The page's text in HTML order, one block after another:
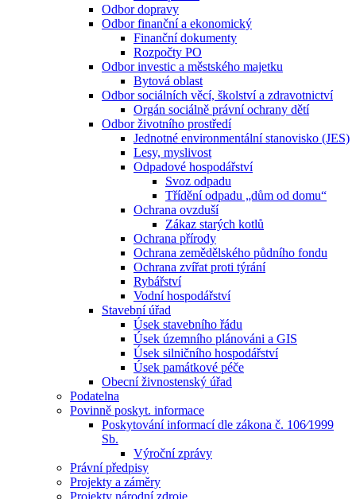
Odbor dopravy
Odbor finanční a ekonomický
Finanční dokumenty
Rozpočty PO
Odbor investic a městského majetku
Bytová oblast
Odbor sociálních věcí, školství a zdravotnictví
Orgán sociálně právní ochrany dětí
Odbor životního prostředí
Jednotné environmentální stanovisko (JES)
Lesy, myslivost
Odpadové hospodářství
Svoz odpadu
Třídění odpadu „dům od domu“
Ochrana ovzduší
Zákaz starých kotlů
Ochrana přírody
Ochrana zemědělského půdního fondu
Ochrana zvířat proti týrání
Rybářství
Vodní hospodářství
Stavební úřad
Úsek stavebního řádu
Úsek územního plánováni a GIS
Úsek silničního hospodářství
Úsek památkové péče
Obecní živnostenský úřad
Podatelna
Povinně poskyt. informace
Poskytování informací dle zákona č. 106⁄1999
Sb.
Výroční zprávy
Právní předpisy
Projekty a záměry
Projekty národní zdroje